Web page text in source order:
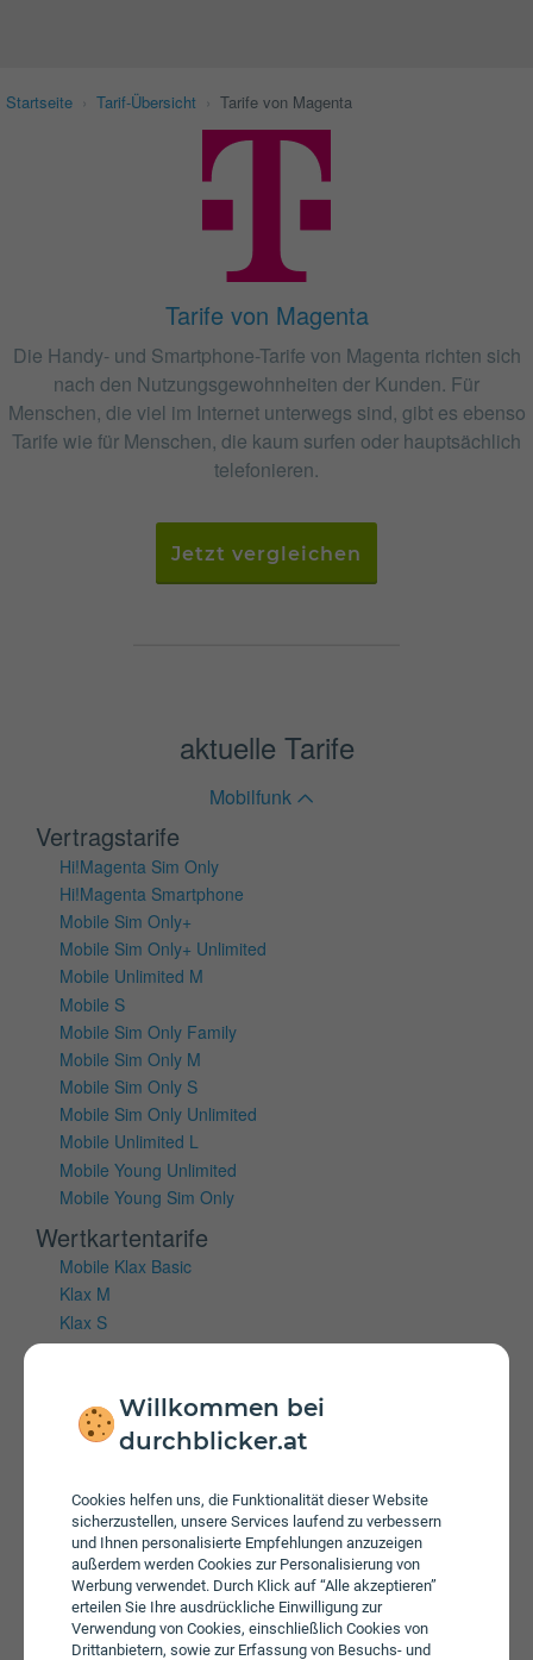
Willkommen bei
durchblicker.at
Cookies helfen uns, die Funktionalität dieser Website
sicherzustellen, unsere Services laufend zu verbessern
und Ihnen personalisierte Empfehlungen anzuzeigen
außerdem werden Cookies zur Personalisierung von
Werbung verwendet. Durch Klick auf “Alle akzeptieren”
erteilen Sie Ihre ausdrückliche Einwilligung zur
Verwendung von Cookies, einschließlich Cookies von
Drittanbietern, sowie zur Erfassung von Besuchs- und
Startseite Tarif-Übersicht Tarife von Magenta
Tarife von Magenta
Die Handy- und Smartphone-Tarife von Magenta richten sich
nach den Nutzungsgewohnheiten der Kunden. Für
Menschen, die viel im Internet unterwegs sind, gibt es ebenso
Tarife wie für Menschen, die kaum surfen oder hauptsächlich
telefonieren.
Jetzt vergleichen
aktuelle Tarife
Mobilfunk
Vertragstarife
Hi!Magenta Sim Only
Hi!Magenta Smartphone
Mobile Sim Only+
Mobile Sim Only+ Unlimited
Mobile Unlimited M
Mobile S
Mobile Sim Only Family
Mobile Sim Only M
Mobile Sim Only S
Mobile Sim Only Unlimited
Mobile Unlimited L
Mobile Young Unlimited
Mobile Young Sim Only
Wertkartentarife
Mobile Klax Basic
Klax M
Klax S
Klax Unlimited Aktion
Mobiles Internet
Vertragstarife
Internet 5G M
Internet 5G S
Internet 5G S
Internet 5G XS
Internet 5G Young XS plus
Tablet Internet S SIM Only